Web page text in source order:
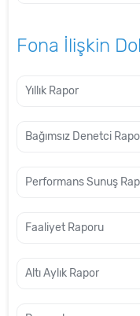
Fona İlişkin
Yıllık Rapor
Bağımsız Denetci
Performans Sunuş
Faaliyet Raporu
Altı Aylık Rapor